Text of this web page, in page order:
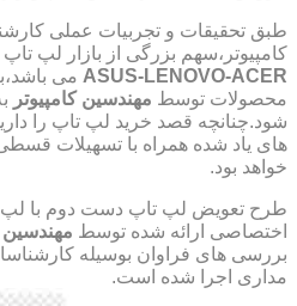
طبق تحقیقات و تجربیات عملی
کامپیوتر،سهم بزرگی از بازار لپ تاپ
ASUS-LENOVO-ACER می
محصولات توسط مهندسین کامپیوتر
شود.چنانچه قصد خرید لپ تاپ را
های یاد شده همراه با تسهیلات
خواهد بود.
طرح تعویض لپ تاپ دست دوم با لپ
اختصاصی ارائه شده توسط مهندسین
بررسی های فراوان بوسیله
مداری اجرا شده است.